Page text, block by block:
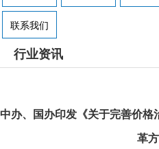
联系我们
行业资讯
中办、国办印发《关于完善价
革